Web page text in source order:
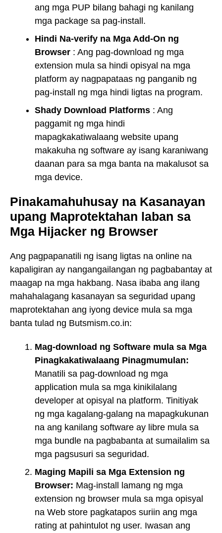
ang mga PUP bilang bahagi ng kanilang
mga package sa pag-install.
Hindi Na-verify na Mga Add-On ng
Browser : Ang pag-download ng mga
extension mula sa hindi opisyal na mga
platform ay nagpapataas ng panganib ng
pag-install ng mga hindi ligtas na program.
Shady Download Platforms : Ang
paggamit ng mga hindi
mapagkakatiwalaang website upang
makakuha ng software ay isang karaniwang
daanan para sa mga banta na makalusot sa
mga device.
Pinakamahuhusay na Kasanayan
upang Maprotektahan laban sa
Mga Hijacker ng Browser
Ang pagpapanatili ng isang ligtas na online na
kapaligiran ay nangangailangan ng pagbabantay at
maagap na mga hakbang. Nasa ibaba ang ilang
mahahalagang kasanayan sa seguridad upang
maprotektahan ang iyong device mula sa mga
banta tulad ng Butsmism.co.in:
Mag-download ng Software mula sa Mga
Pinagkakatiwalaang Pinagmumulan:
Manatili sa pag-download ng mga
application mula sa mga kinikilalang
developer at opisyal na platform. Tinitiyak
ng mga kagalang-galang na mapagkukunan
na ang kanilang software ay libre mula sa
mga bundle na pagbabanta at sumailalim sa
mga pagsusuri sa seguridad.
Maging Mapili sa Mga Extension ng
Browser: Mag-install lamang ng mga
extension ng browser mula sa mga opisyal
na Web store pagkatapos suriin ang mga
rating at pahintulot ng user. Iwasan ang